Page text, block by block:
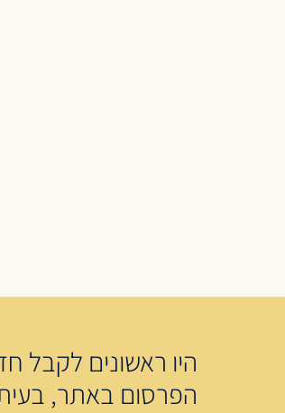
היו ראשונים לקבל
הפרסום באתר,